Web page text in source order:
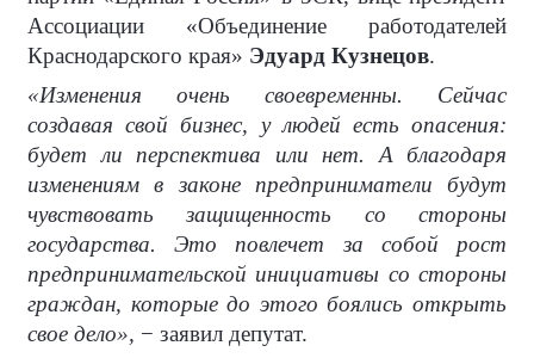
Ассоциации «Объединение работодателей
Краснодарского края» Эдуард Кузнецов.
«Изменения очень своевременны. Сейчас
создавая свой бизнес, у людей есть опасения:
будет ли перспектива или нет. А благодаря
изменениям в законе предприниматели будут
чувствовать защищенность со стороны
государства. Это повлечет за собой рост
предпринимательской инициативы со стороны
граждан, которые до этого боялись открыть
свое дело», − заявил депутат.